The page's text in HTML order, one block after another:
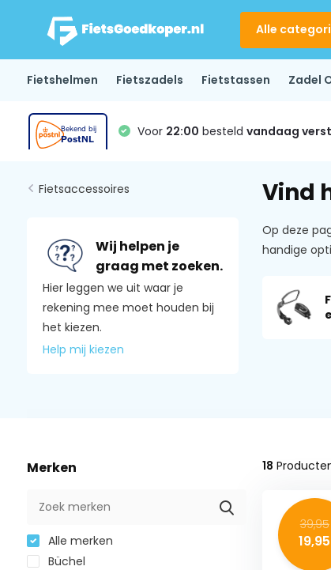
Alle
Fietshelmen Fietszadels Fietstassen Zadel
Voor 22:00 besteld vandaag
Fietsaccessoires
Wij helpen je
graag met zoeken.
Hier leggen we uit waar je
rekening mee moet houden bij
het kiezen.
Help mij kiezen
Vind
Op deze
handige
Merken
Alle merken
Büchel
18
39,95
19,95